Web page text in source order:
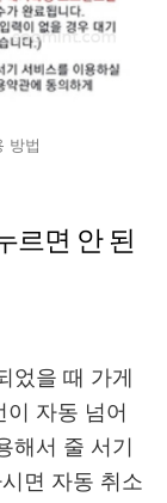
방법
르면 안 된
었을 때 가게
자동 넘어
해서 줄 서기
면 자동 취소